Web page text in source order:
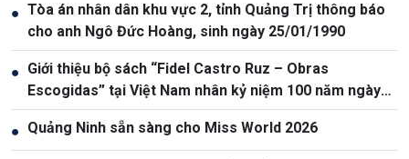
● Tòa án nhân dân khu vực 2, tỉnh Quảng Trị thông báo
cho anh Ngô Đức Hoàng, sinh ngày 25/01/1990
● Giới thiệu bộ sách “Fidel Castro Ruz – Obras
Escogidas” tại Việt Nam nhân kỷ niệm 100 năm ngày
sinh Fidel Castro
● Quảng Ninh sẵn sàng cho Miss World 2026